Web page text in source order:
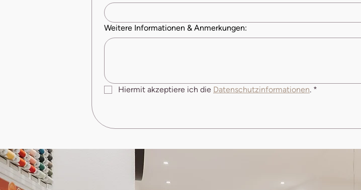
Weitere Informationen & Anmerkungen:
Hiermit akzeptiere ich die Datenschutzinformationen. *